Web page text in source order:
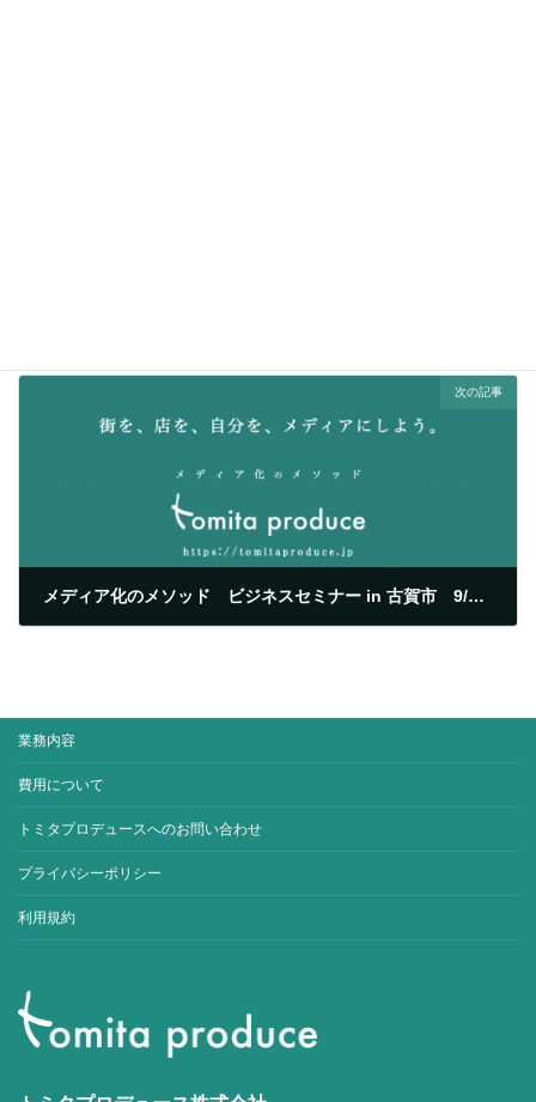
次の記事
メディア化のメソッド ビジネスセミナー in 古賀市 9/25開催決定。
業務内容
費用について
トミタプロデュースへのお問い合わせ
プライバシーポリシー
利用規約